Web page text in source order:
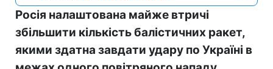
Росія налаштована майже втричі
збільшити кількість балістичних ракет,
якими здатна завдати удару по Україні в